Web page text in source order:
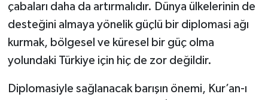
çabaları daha da artırmalıdır. Dünya ülkelerinin de
desteğini almaya yönelik güçlü bir diplomasi ağı
kurmak, bölgesel ve küresel bir güç olma
yolundaki Türkiye için hiç de zor değildir.
Diplomasiyle sağlanacak barışın önemi, Kur’an-ı